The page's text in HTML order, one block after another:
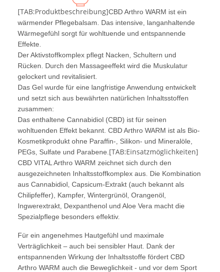
[TAB:Produktbeschreibung]CBD Arthro WARM ist ein
wärmender Pflegebalsam. Das intensive, langanhaltende
Wärmegefühl sorgt für wohltuende und entspannende
Effekte.
Der Aktivstoffkomplex pflegt Nacken, Schultern und
Rücken. Durch den Massageeffekt wird die Muskulatur
gelockert und revitalisiert.
Das Gel wurde für eine langfristige Anwendung entwickelt
und setzt sich aus bewährten natürlichen Inhaltsstoffen
zusammen:
Das enthaltene Cannabidiol (CBD) ist für seinen
wohltuenden Effekt bekannt. CBD Arthro WARM ist als Bio-
Kosmetikprodukt ohne Paraffin-, Silikon- und Mineralöle,
PEGs, Sulfate und Parabene. [TAB:Einsatzmöglichkeiten]
CBD VITAL Arthro WARM zeichnet sich durch den
ausgezeichneten Inhaltsstoffkomplex aus. Die Kombination
aus Cannabidiol, Capsicum-Extrakt (auch bekannt als
Chilipfeffer), Kampfer, Wintergrünöl, Orangenöl,
Ingwerextrakt, Dexpanthenol und Aloe Vera macht die
Spezialpflege besonders effektiv.
Für ein angenehmes Hautgefühl und maximale
Verträglichkeit – auch bei sensibler Haut. Dank der
entspannenden Wirkung der Inhaltsstoffe fördert CBD
Arthro WARM auch die Beweglichkeit - und vor dem Sport